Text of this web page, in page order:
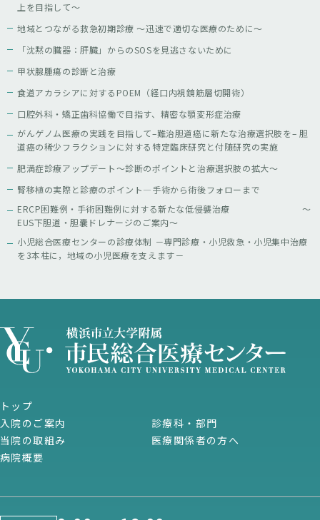
上を目指して～
地域とつながる救急初期診療 ～迅速で適切な医療のために～
「沈黙の臓器：肝臓」からのSOSを見逃さないために
甲状腺腫瘍の診断と治療
食道アカラシアに対するPOEM（経口内視鏡筋層切開術）
口腔外科・矯正歯科協働で目指す、精密な顎変形症治療
がんゲノム医療の実践を目指して–難治胆道癌に新たな治療選択肢を– 胆
道癌の稀少フラクションに対する特定臨床研究と付随研究の実施
肥満症診療アップデート～診断のポイントと治療選択肢の拡大～
腎移植の実際と診療のポイント—手術から術後フォローまで
ERCP困難例・手術困難例に対する新たな低侵襲治療 ～
EUS下胆道・胆嚢ドレナージのご案内～
小児総合医療センターの診療体制 －専門診療・小児救急・小児集中治療
を3本柱に，地域の小児医療を支えます－
トップ
入院のご案内
診療科・部門
当院の取組み
医療関係者の方へ
病院概要